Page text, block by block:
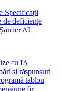
Specificații
de deficiențe
AI
cu IA
și răspunsuri
tablou
fir